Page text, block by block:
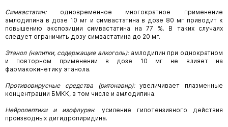
Симвастатин: одновременное многократное применение
амлодипина в дозе 10 мг и симвастатина в дозе 80 мг приводит к
повышению экспозиции симвастатина на 77 %. В таких случаях
следует ограничить дозу симвастатина до 20 мг.
Этанол (напитки, содержащие алкоголь): амлодипин при однократном
и повторном
применении в дозе 10 мг не влияет на
фармакокинетику этанола.
Противовирусные средства (ритонавир):увеличивает плазменные
концентрации БМКК, в том числе и амлодипина.
Нейролептики и изофлуран:
усиление гипотензивного действия
производных дигидропиридина.